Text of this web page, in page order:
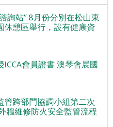
詢站” 8月份分別在松山東
休憩區舉行，設有健康資
會員證書 澳琴會展國
管跨部門協調小組第二次
牆維修防火安全監管流程